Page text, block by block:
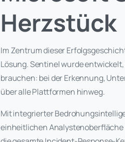
Herzstück
Im Zentrum dieser
Lösung. Sentinel wurde
brauchen: bei der Erkennung,
über alle Plattformen hinweg.
Mit integrierter
einheitlichen